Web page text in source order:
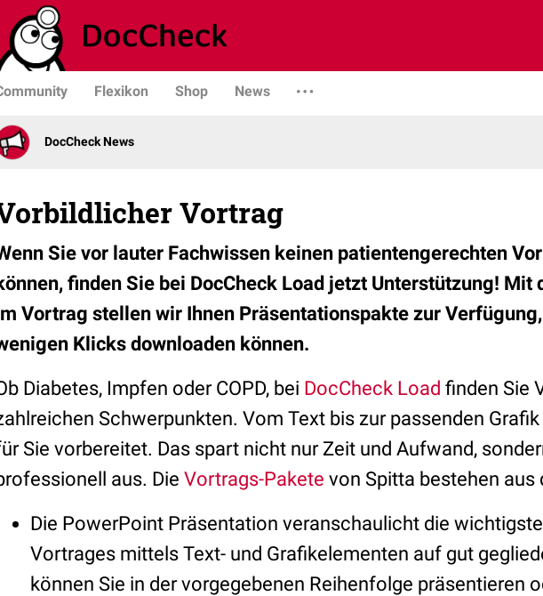
Flexikon Shop News
DocCheck News
Vortrag
Sie vor lauter Fachwissen keinen patientengerechten
finden Sie bei DocCheck Load jetzt Unterstützung! Mit
Vortrag stellen wir Ihnen Präsentationspakte zur
Klicks downloaden können.
Diabetes, Impfen oder COPD, bei DocCheck Load finden Sie
Schwerpunkten. Vom Text bis zur passenden
Sie vorbereitet. Das spart nicht nur Zeit und Aufwand,
aus. Die Vortrags-Pakete von Spitta bestehen aus
Die PowerPoint Präsentation veranschaulicht die
Vortrages mittels Text- und Grafikelementen auf gut
können Sie in der vorgegebenen Reihenfolge präsentieren